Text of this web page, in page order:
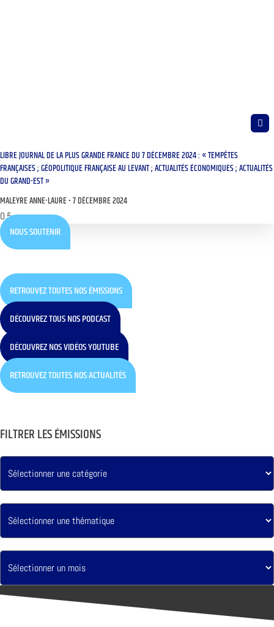
LIBRE JOURNAL DE LA PLUS GRANDE FRANCE DU 7 DÉCEMBRE 2024 : « TEMPÊTES
FRANÇAISES ; GÉOPOLITIQUE FRANÇAISE AU LEVANT ; ACTUALITÉS ÉCONOMIQUES ; ACTUALITÉS
DU GRAND-EST »
MALEYRE ANNE-LAURE 7 DÉCEMBRE 2024
NOUS SOUTENIR
RETROUVEZ TOUTES NOS ÉMISSIONS
DÉCOUVREZ TOUS NOS PODCAST
DÉCOUVREZ NOS VIDÉOS YOUTUBE
RETROUVEZ TOUTES NOS ACTUALITÉS
FILTRER LES ÉMISSIONS